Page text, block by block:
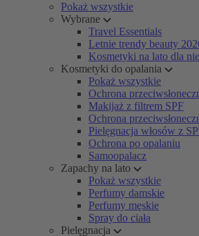
Pokaż wszystkie
Wybrane
Travel Essentials
Letnie trendy beauty
Kosmetyki na lato dla
Kosmetyki do opalania
Pokaż wszystkie
Ochrona
Makijaż z filtrem SPF
Ochrona
Pielęgnacja włosów z
Ochrona po opalaniu
Samoopalacz
Zapachy na lato
Pokaż wszystkie
Perfumy damskie
Perfumy męskie
Spray do ciała
Pielęgnacja